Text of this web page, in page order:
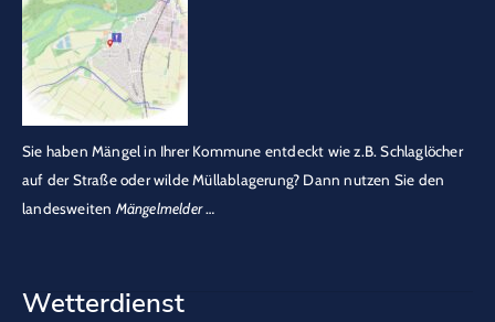
Sie haben Mängel in Ihrer Kommune entdeckt wie z.B. Schlaglöcher
auf der Straße oder wilde Müllablagerung? Dann nutzen Sie den
landesweiten Mängelmelder…
Wetterdienst